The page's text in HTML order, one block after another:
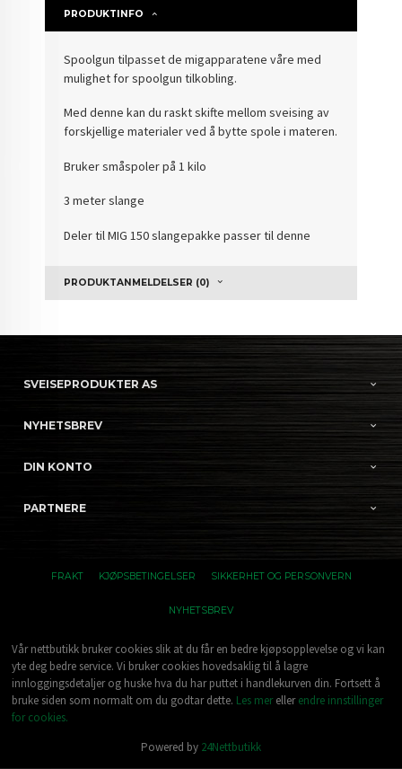
PRODUKTINFO
Spoolgun tilpasset de migapparatene våre med
mulighet for spoolgun tilkobling.
Med denne kan du raskt skifte mellom sveising av
forskjellige materialer ved å bytte spole i materen.
Bruker småspoler på 1 kilo
3 meter slange
Deler til MIG 150 slangepakke passer til denne
PRODUKTANMELDELSER (0)
SVEISEPRODUKTER AS
NYHETSBREV
DIN KONTO
PARTNERE
FRAKT KJØPSBETINGELSER SIKKERHET OG PERSONVERN
NYHETSBREV
Vår nettbutikk bruker cookies slik at du får en bedre kjøpsopplevelse og vi kan
yte deg bedre service. Vi bruker cookies hovedsaklig til å lagre
innloggingsdetaljer og huske hva du har puttet i handlekurven din. Fortsett å
bruke siden som normalt om du godtar dette. Les merellerendre innstillinger
for cookies.
Powered by 24Nettbutikk